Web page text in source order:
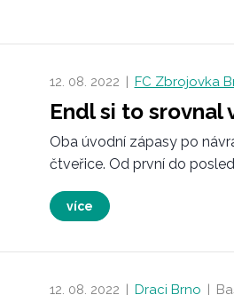
12. 08. 2022 | FC Zbrojovka
Endl si to srovnal
Oba úvodní zápasy po
čtveřice. Od první do
více
12. 08. 2022 | Draci Brno |